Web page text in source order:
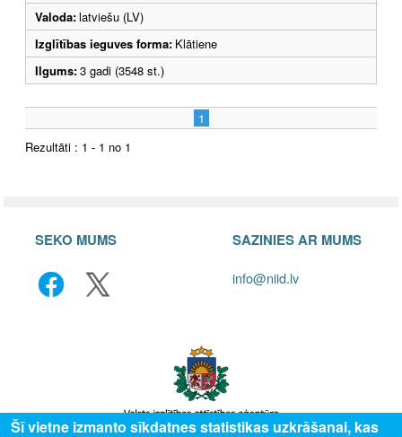
Valoda:latviešu (LV)
Izglītības ieguves forma: Klātiene
Ilgums:3 gadi (3548 st.)
1
Rezultāti : 1 - 1 no 1
SEKO MUMS SAZINIES AR MUMS
info@niid.lv
Šī vietne izmanto sīkdatnes statistikas uzkrāšanai, kas